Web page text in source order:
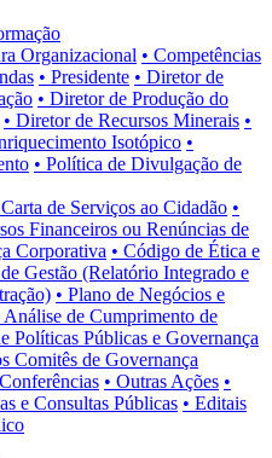
Organizacional • Competências
• Presidente • Diretor de
• Diretor de Produção do
• Diretor de Recursos Minerais •
Isotópico •
• Política de Divulgação de
Carta de Serviços ao Cidadão •
Financeiros ou Renúncias de
Corporativa • Código de Ética e
Gestão (Relatório Integrado e
• Plano de Negócios e
Análise de Cumprimento de
Políticas Públicas e Governança
Comitês de Governança
• Outras Ações •
e Consultas Públicas • Editais